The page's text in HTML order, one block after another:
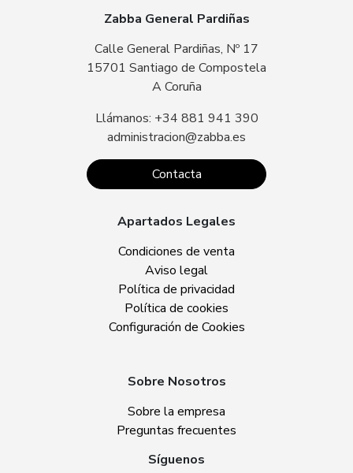
Zabba General Pardiñas
Calle General Pardiñas, Nº 17
15701 Santiago de Compostela
A Coruña
Llámanos: +34 881 941 390
administracion@zabba.es
Contacta
Apartados Legales
Condiciones de venta
Aviso legal
Política de privacidad
Política de cookies
Configuración de Cookies
Sobre Nosotros
Sobre la empresa
Preguntas frecuentes
Síguenos